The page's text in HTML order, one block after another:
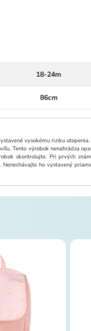
18-24m
86cm
vysokému riziku
Tento výrobok nenahrádza
skontrolujte. Pri prvých
ho vystavený